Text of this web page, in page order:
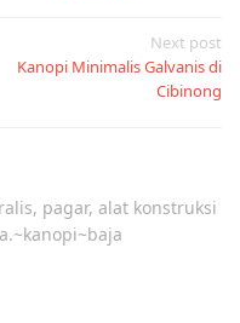
Next post
Kanopi Minimalis Galvanis di
Cibinong
pagar, alat konstruksi